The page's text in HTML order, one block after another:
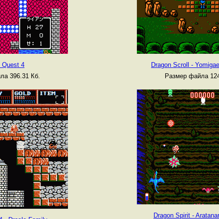
Quest 4
396.31 Кб.
Dragon Scroll -
Размер файла
Dragon Spirit -